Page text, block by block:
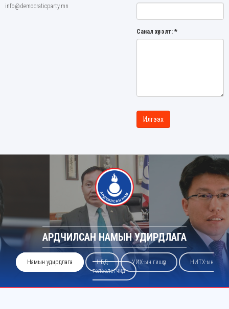
info@democraticparty.mn
Санал хүсэлт:*
АРДЧИЛСАН НАМЫН УДИРДЛАГА
Намын удирдлага НБД УИХ-ын гишүүд
НИТХ-ын
төлөөлөгчид